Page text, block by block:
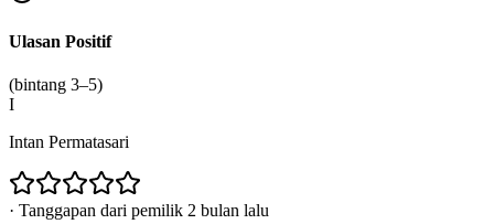
Ulasan Positif
(bintang 3–5)
I
Intan Permatasari
· Tanggapan dari pemilik 2 bulan lalu